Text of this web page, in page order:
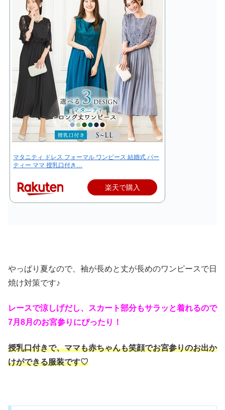
マタニティ ドレス フォーマル ワンピース 結婚式 パー
ティー ママ 授乳口付き…
楽天で購入
やっぱり夏なので、袖が長めと丈が長めのワンピースで日
焼け対策です♪
レースで涼しげだし、スカート部分もサラッと着れるので
7月8月のお宮参りにぴったり！
授乳口付きで、ママも赤ちゃんも笑顔でお宮参りのお出か
けができる服装です♡